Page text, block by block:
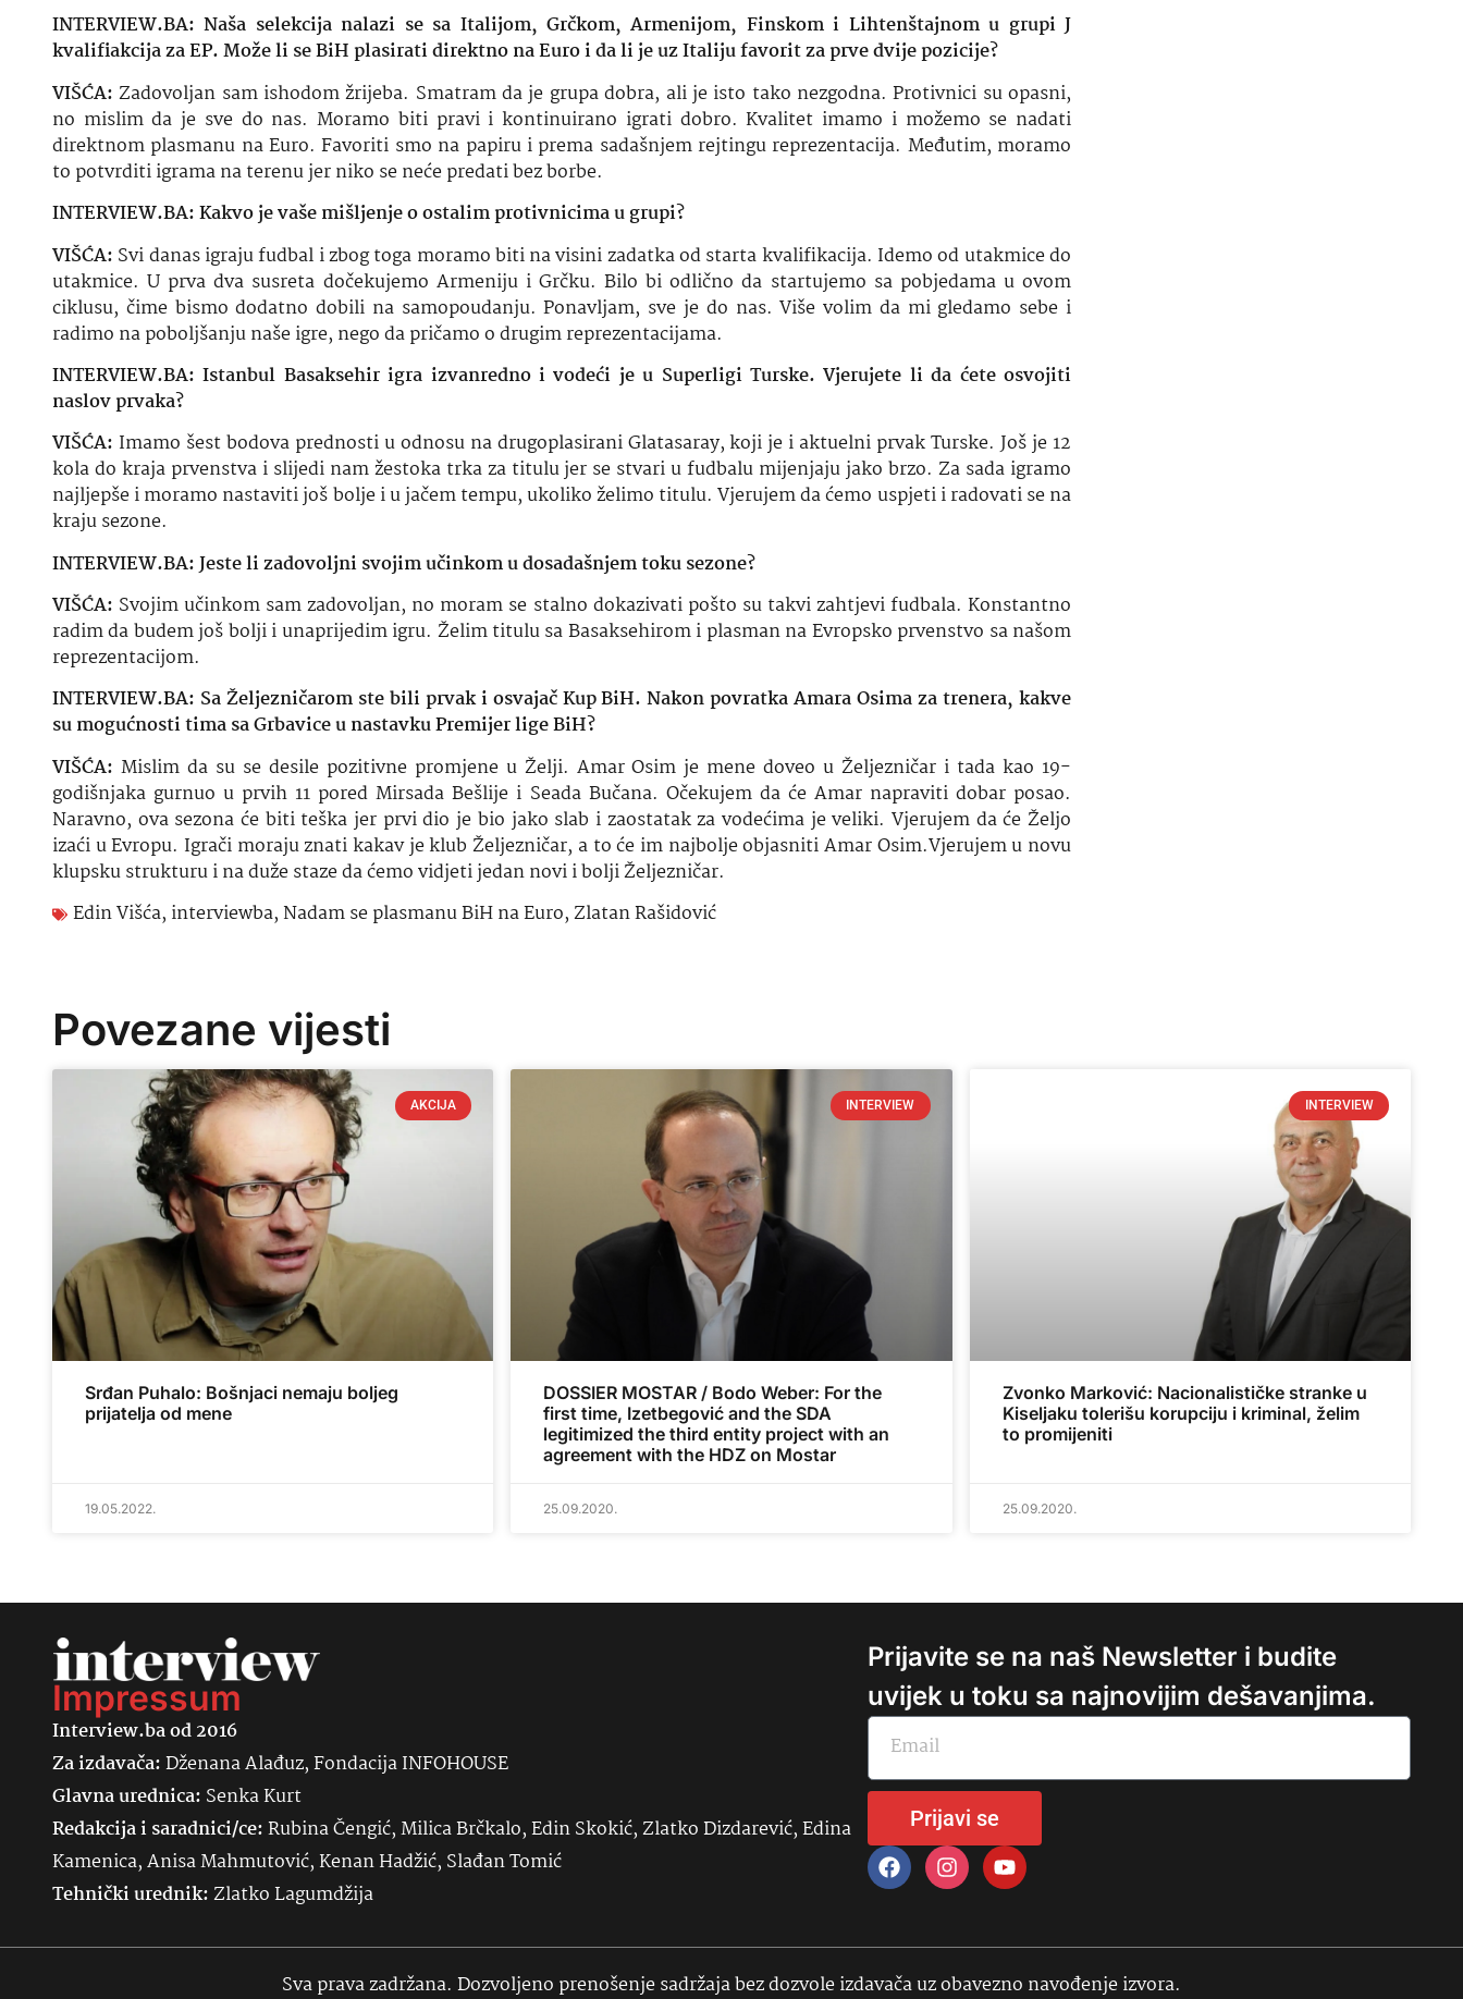
INTERVIEW.BA: Naša selekcija nalazi se sa Italijom, Grčkom, Armenijom, Finskom i Lihtenštajnom u grupi J
kvalifiakcija za EP. Može li se BiH plasirati direktno na Euro i da li je uz Italiju favorit za prve dvije pozicije?
VIŠĆA: Zadovoljan sam ishodom žrijeba. Smatram da je grupa dobra, ali je isto tako nezgodna. Protivnici su opasni,
no mislim da je sve do nas. Moramo biti pravi i kontinuirano igrati dobro. Kvalitet imamo i možemo se nadati
direktnom plasmanu na Euro. Favoriti smo na papiru i prema sadašnjem rejtingu reprezentacija. Međutim, moramo
to potvrditi igrama na terenu jer niko se neće predati bez borbe.
INTERVIEW.BA: Kakvo je vaše mišljenje o ostalim protivnicima u grupi?
VIŠĆA: Svi danas igraju fudbal i zbog toga moramo biti na visini zadatka od starta kvalifikacija. Idemo od utakmice do
utakmice. U prva dva susreta dočekujemo Armeniju i Grčku. Bilo bi odlično da startujemo sa pobjedama u ovom
ciklusu, čime bismo dodatno dobili na samopoudanju. Ponavljam, sve je do nas. Više volim da mi gledamo sebe i
radimo na poboljšanju naše igre, nego da pričamo o drugim reprezentacijama.
INTERVIEW.BA: Istanbul Basaksehir igra izvanredno i vodeći je u Superligi Turske. Vjerujete li da ćete osvojiti
naslov prvaka?
VIŠĆA: Imamo šest bodova prednosti u odnosu na drugoplasirani Glatasaray, koji je i aktuelni prvak Turske. Još je 12
kola do kraja prvenstva i slijedi nam žestoka trka za titulu jer se stvari u fudbalu mijenjaju jako brzo. Za sada igramo
najljepše i moramo nastaviti još bolje i u jačem tempu, ukoliko želimo titulu. Vjerujem da ćemo uspjeti i radovati se na
kraju sezone.
INTERVIEW.BA: Jeste li zadovoljni svojim učinkom u dosadašnjem toku sezone?
VIŠĆA: Svojim učinkom sam zadovoljan, no moram se stalno dokazivati pošto su takvi zahtjevi fudbala. Konstantno
radim da budem još bolji i unaprijedim igru. Želim titulu sa Basaksehirom i plasman na Evropsko prvenstvo sa našom
reprezentacijom.
INTERVIEW.BA: Sa Željezničarom ste bili prvak i osvajač Kup BiH. Nakon povratka Amara Osima za trenera, kakve
su mogućnosti tima sa Grbavice u nastavku Premijer lige BiH?
VIŠĆA: Mislim da su se desile pozitivne promjene u Želji. Amar Osim je mene doveo u Željezničar i tada kao 19-
godišnjaka gurnuo u prvih 11 pored Mirsada Bešlije i Seada Bučana. Očekujem da će Amar napraviti dobar posao.
Naravno, ova sezona će biti teška jer prvi dio je bio jako slab i zaostatak za vodećima je veliki. Vjerujem da će Željo
izaći u Evropu. Igrači moraju znati kakav je klub Željezničar, a to će im najbolje objasniti Amar Osim.Vjerujem u novu
klupsku strukturu i na duže staze da ćemo vidjeti jedan novi i bolji Željezničar.
Edin Višća, interviewba,Nadam se plasmanu BiH na Euro,Zlatan Rašidović
Povezane vijesti
AKCIJA
Srđan Puhalo: Bošnjaci nemaju boljeg
prijatelja od mene
19.05.2022.
INTERVIEW
DOSSIER MOSTAR / Bodo Weber: For the
first time, Izetbegović and the SDA
legitimized the third entity project with an
agreement with the HDZ on Mostar
25.09.2020.
INTERVIEW
Zvonko Marković: Nacionalističke stranke u
Kiseljaku tolerišu korupciju i kriminal, želim
to promijeniti
25.09.2020.
Impressum
Interview.ba od 2016
Za izdavača:Dženana Alađuz, Fondacija INFOHOUSE
Glavna urednica: SenkaKurt
Redakcija i saradnici/ce:Rubina Čengić, Milica Brčkalo, Edin Skokić, Zlatko Dizdarević, Edina
Kamenica, Anisa Mahmutović, Kenan Hadžić, Slađan Tomić
Tehnički urednik:Zlatko Lagumdžija
Prijavite se na naš Newsletter i budite
uvijek u toku sa najnovijim dešavanjima.
Prijavi se
Sva prava zadržana. Dozvoljeno prenošenje sadržaja bez dozvole izdavača uz obavezno navođenje izvora.